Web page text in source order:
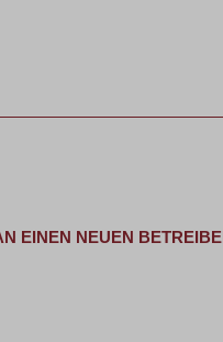
EINEN NEUEN BETREIBER